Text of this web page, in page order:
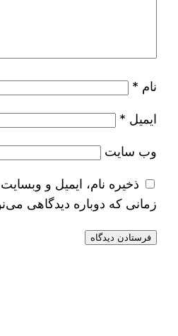
نام *
ایمیل *
وب‌ سایت
ذخیره نام، ایمیل و
زمانی که دوباره دیدگاهی